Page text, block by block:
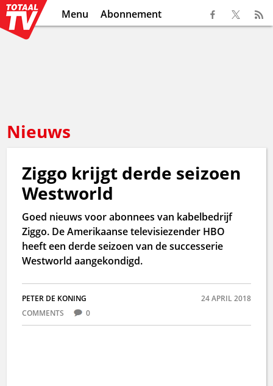
Menu Abonnement
Nieuws
Ziggo krijgt derde seizoen
Westworld
Goed nieuws voor abonnees van kabelbedrijf
Ziggo. De Amerikaanse televisiezender HBO
heeft een derde seizoen van de successerie
Westworld aangekondigd.
PETER DE KONING
24 APRIL 2018
COMMENTS
0